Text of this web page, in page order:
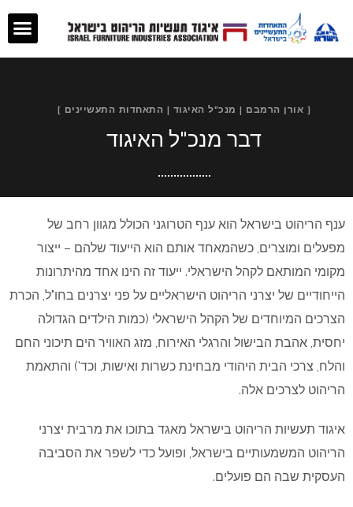
[ אורן הרמבם | מנכ"ל האיגוד | התאחדות התעשיינים ]
דבר מנכ"ל האיגוד
ענף הריהוט בישראל הוא ענף הטרוגני הכולל מגוון רחב של
מפעלים ומוצרים, כשהמאחד אותם הוא הייעוד שלהם – ייצור
מקומי המותאם לקהל הישראלי. ייעוד זה הינו אחד מהיתרונות
הייחודיים של יצרני הריהוט הישראליים על פני יצרנים בחו"ל, הכרת
הצרכים המיוחדים של הקהל הישראלי (כמות הילדים הגדולה
יחסית, אהבת הבישול והרגלי האירוח, מזג האוויר הים תיכוני החם
והלח, צרכי הבית היהודי מבחינת כשרות ואישות, וכד') והתאמת
הריהוט לצרכים אלה.
איגוד תעשיות הריהוט בישראל מאגד בתוכו את מרבית יצרני
הריהוט המשמעותיים בישראל, ופועל כדי לשפר את הסביבה
העסקית שבה הם פועלים.